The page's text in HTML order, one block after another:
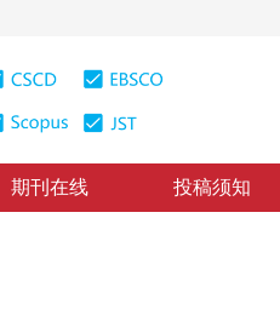
期刊在线 投稿须知